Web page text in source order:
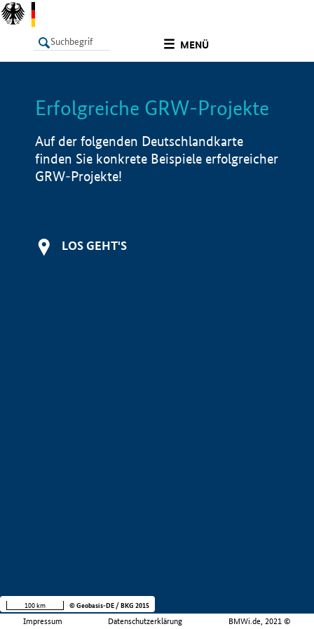
MENÜ
LISTE Info
Erfolgreiche GRW-Projekte
Auf der folgenden Deutschlandkarte
finden Sie konkrete Beispiele erfolgreicher
GRW-Projekte!
LOS GEHT'S
Impressum Datenschutzerklärung BMWi.de, 2021 ©
100 km © Geobasis-DE / BKG 2015